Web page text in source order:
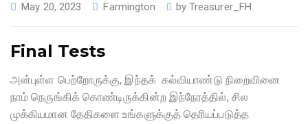
May 20, 2023 Farmington by Treasurer_FH
Final Tests
அன்புள்ள பெற்றோருக்கு, இந்தக் கல்வியாண்டு நிறைவினை
நாம் நெருங்கிக் கொண்டிருக்கின்ற இந்நேரத்தில், சில
முக்கியமான தேதிகளை உங்களுக்குத் தெரியப்படுத்த